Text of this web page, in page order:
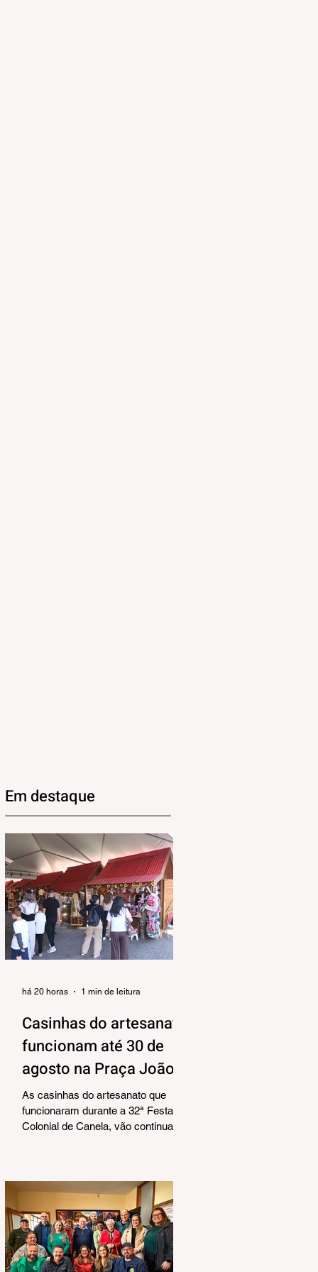
Em destaque
Casinhas do artesanato
funcionam até 30 de
agosto na Praça João
Corrêa
As casinhas do artesanato que
funcionaram durante a 32ª Festa
Colonial de Canela, vão continuar
Secretaria Municipal de Turismo e
Cultura, a pedido dos próprios
artesãos, a estrutura seguirá
montada para aproveitar a
movimentação da cidade durante a
Temporada de Inverno, que também
há 20 horas 1 min de leitura